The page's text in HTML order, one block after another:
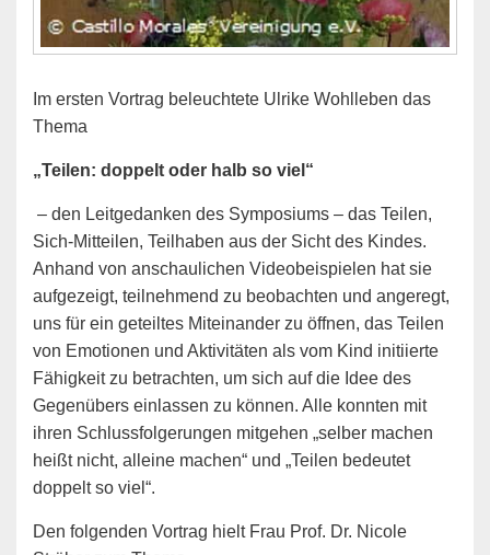
Im ersten Vortrag beleuchtete Ulrike Wohlleben das
Thema
„Teilen: doppelt oder halb so viel“
– den Leitgedanken des Symposiums – das Teilen,
Sich-Mitteilen, Teilhaben aus der Sicht des Kindes.
Anhand von anschaulichen Videobeispielen hat sie
aufgezeigt, teilnehmend zu beobachten und angeregt,
uns für ein geteiltes Miteinander zu öffnen, das Teilen
von Emotionen und Aktivitäten als vom Kind initiierte
Fähigkeit zu betrachten, um sich auf die Idee des
Gegenübers einlassen zu können. Alle konnten mit
ihren Schlussfolgerungen mitgehen „selber machen
heißt nicht, alleine machen“ und „Teilen bedeutet
doppelt so viel“.
Den folgenden Vortrag hielt Frau Prof. Dr. Nicole